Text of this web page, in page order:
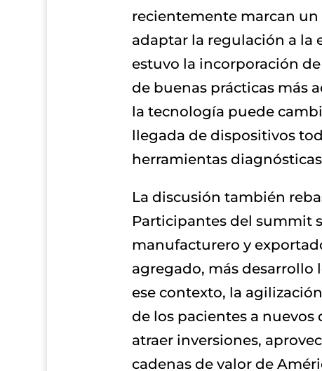
recientemente marcan
adaptar la regulación a la
estuvo la incorporación
de buenas prácticas más
la tecnología puede
llegada de dispositivos
herramientas
La discusión también
Participantes del summit
manufacturero y
agregado, más desarrollo
ese contexto, la
de los pacientes a
atraer inversiones,
cadenas de valor de